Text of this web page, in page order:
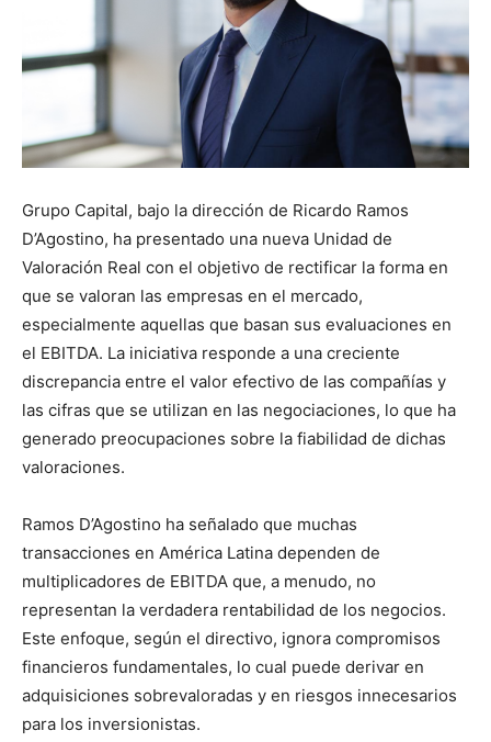
Grupo Capital, bajo la dirección de Ricardo Ramos
D’Agostino, ha presentado una nueva Unidad de
Valoración Real con el objetivo de rectificar la forma en
que se valoran las empresas en el mercado,
especialmente aquellas que basan sus evaluaciones en
el EBITDA. La iniciativa responde a una creciente
discrepancia entre el valor efectivo de las compañías y
las cifras que se utilizan en las negociaciones, lo que ha
generado preocupaciones sobre la fiabilidad de dichas
valoraciones.
Ramos D’Agostino ha señalado que muchas
transacciones en América Latina dependen de
multiplicadores de EBITDA que, a menudo, no
representan la verdadera rentabilidad de los negocios.
Este enfoque, según el directivo, ignora compromisos
financieros fundamentales, lo cual puede derivar en
adquisiciones sobrevaloradas y en riesgos innecesarios
para los inversionistas.